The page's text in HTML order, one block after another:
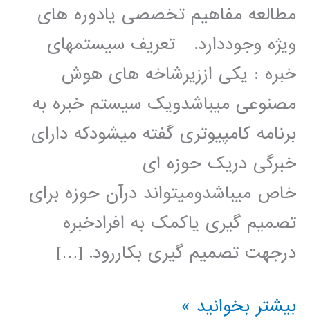
مطالعه مفاهیم تخصصی یادوره های
ویژه وجوددارد. تعریف سیستمهای
خبره : یکی اززیرشاخه های هوش
مصنوعی میباشدویک سیستم خبره به
برنامه کامپیوتری گفته میشودکه دارای
خبرگی دریک حوزه ای
خاص میباشدومیتواند درآن حوزه برای
تصمیم گیری یاکمک به افرادخبره
درجهت تصمیم گیری بکاررود. […]
جزوه
بیشتر بخوانید »